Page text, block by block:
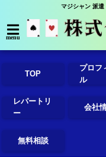
マジシャン 派
menu
TOP
プロフ
ル
レパートリ
ー
会社
無料相談